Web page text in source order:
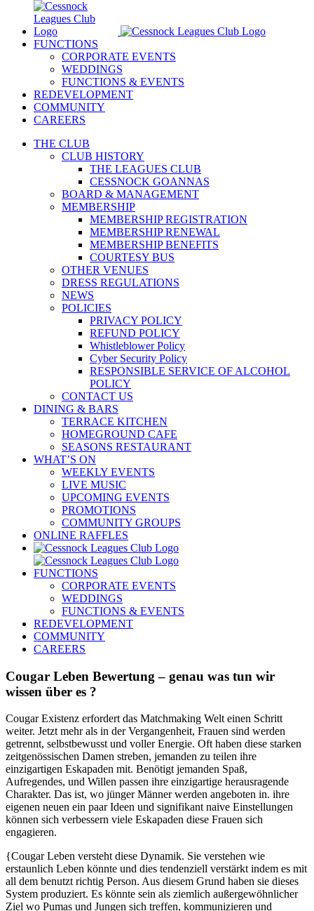
FUNCTIONS
CORPORATE EVENTS
WEDDINGS
FUNCTIONS & EVENTS
REDEVELOPMENT
COMMUNITY
CAREERS
THE CLUB
CLUB HISTORY
THE LEAGUES CLUB
CESSNOCK GOANNAS
BOARD & MANAGEMENT
MEMBERSHIP
MEMBERSHIP REGISTRATION
MEMBERSHIP RENEWAL
MEMBERSHIP BENEFITS
COURTESY BUS
OTHER VENUES
DRESS REGULATIONS
NEWS
POLICIES
PRIVACY POLICY
REFUND POLICY
Whistleblower Policy
Cyber Security Policy
RESPONSIBLE SERVICE OF ALCOHOL
POLICY
CONTACT US
DINING & BARS
TERRACE KITCHEN
HOMEGROUND CAFE
SEASONS RESTAURANT
WHAT’S ON
WEEKLY EVENTS
LIVE MUSIC
UPCOMING EVENTS
PROMOTIONS
COMMUNITY GROUPS
ONLINE RAFFLES
FUNCTIONS
CORPORATE EVENTS
WEDDINGS
FUNCTIONS & EVENTS
REDEVELOPMENT
COMMUNITY
CAREERS
Cougar Leben Bewertung – genau was tun wir
wissen über es ?
Cougar Existenz erfordert das Matchmaking Welt einen Schritt
weiter. Jetzt mehr als in der Vergangenheit, Frauen sind werden
getrennt, selbstbewusst und voller Energie. Oft haben diese starken
zeitgenössischen Damen streben, jemanden zu teilen ihre
einzigartigen Eskapaden mit. Benötigt jemanden Spaß,
Aufregendes, und Willen passen ihre einzigartige herausragende
Charakter. Das ist, wo jünger Männer werden angeboten in. ihre
eigenen neuen ein paar Ideen und signifikant naive Einstellungen
können sich verbessern viele Eskapaden diese Frauen sich
engagieren.
{Cougar Leben versteht diese Dynamik. Sie verstehen wie
erstaunlich Leben könnte und dies tendenziell verstärkt indem es mit
all dem benutzt richtig Person. Aus diesem Grund haben sie dieses
System produziert. Es könnte sein als ziemlich außergewöhnlicher
Ziel wo Pumas und Jungen sich treffen, kommunizieren und